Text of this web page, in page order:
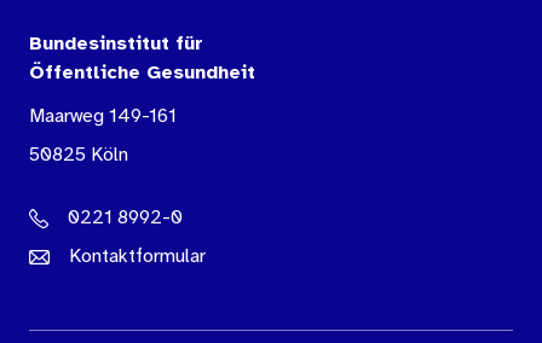
Bundesinstitut für
Öffentliche Gesundheit
Maarweg 149-161
50825 Köln
0221 8992-0
Kontaktformular